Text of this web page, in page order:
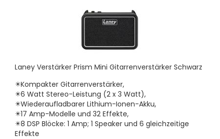
Laney Verstärker Prism Mini Gitarrenverstärker Schwarz
✴️Kompakter Gitarrenverstärker,
✴️6 Watt Stereo-Leistung (2 x 3 Watt),
✴️Wiederaufladbarer Lithium-Ionen-Akku,
✴️17 Amp-Modelle und 32 Effekte,
✴️8 DSP Blöcke: 1 Amp; 1 Speaker und 6 gleichzeitige
Effekte